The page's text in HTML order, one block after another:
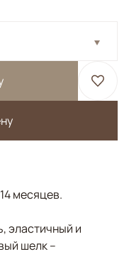
месяцев.
эластичный и
шелк –